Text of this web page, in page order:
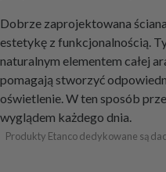
Dobrze zaprojektowana
estetykę z funkcjonalnością.
naturalnym elementem całej
pomagają stworzyć
oświetlenie. W ten sposób
wyglądem każdego dnia.
Produkty Etanco dedykowane są